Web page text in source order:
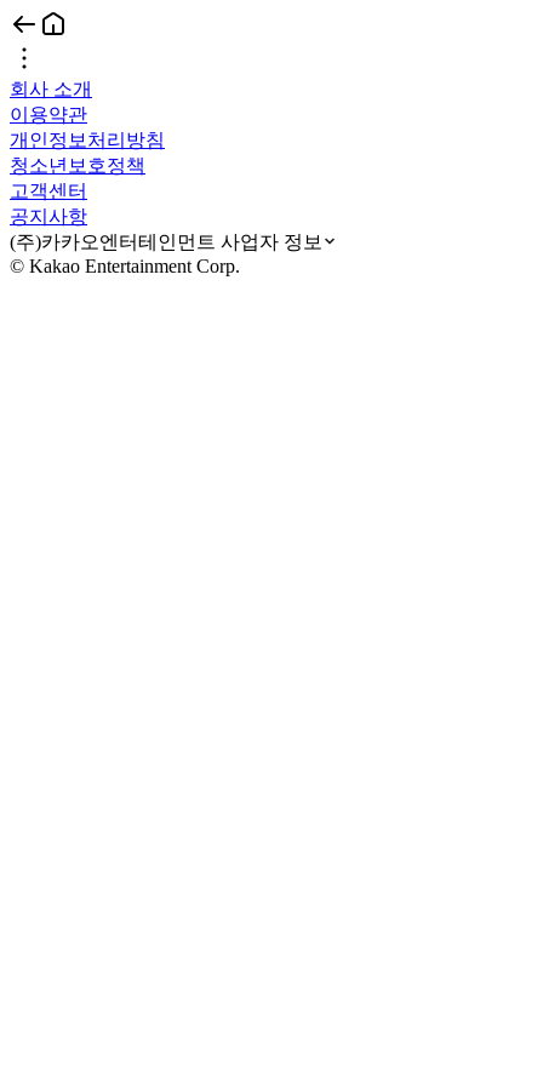
회사 소개
이용약관
개인정보처리방침
청소년보호정책
고객센터
공지사항
(주)카카오엔터테인먼트 사업자 정보
© Kakao Entertainment Corp.